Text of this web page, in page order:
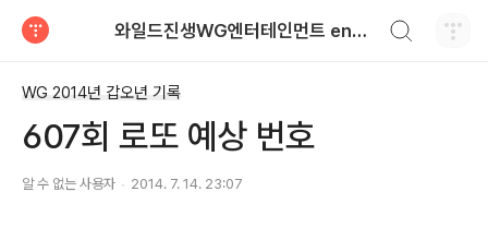
와일드진생WG엔터테인먼트 entertainment
WG 2014년 갑오년 기록
607회 로또 예상 번호
알 수 없는 사용자 2014. 7. 14. 23:07